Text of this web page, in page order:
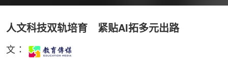
人文科技双轨培育 紧贴AI拓多元出路
文：